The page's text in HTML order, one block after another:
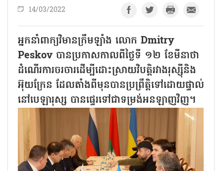
14/03/2022
អ្នកនាំពាក្យវិមានក្រឹមឡាំង លោក Dmitry
Peskov បានប្រកាសកាលពីថ្ងៃទី ១២ ខែមីនាថា
ដំណើរការចរចារដើម្បីដោះស្រាយវិបត្តិរវាងរុស្ស៊ីនិង
អ៊ុយក្រែន ដែលតាំងពីមុនបានប្រព្រឹត្តិទៅដោយផ្ទាល់
នៅបេឡារុស្ស បានផ្ទេរទៅជាទម្រង់អនឡាញវិញ។